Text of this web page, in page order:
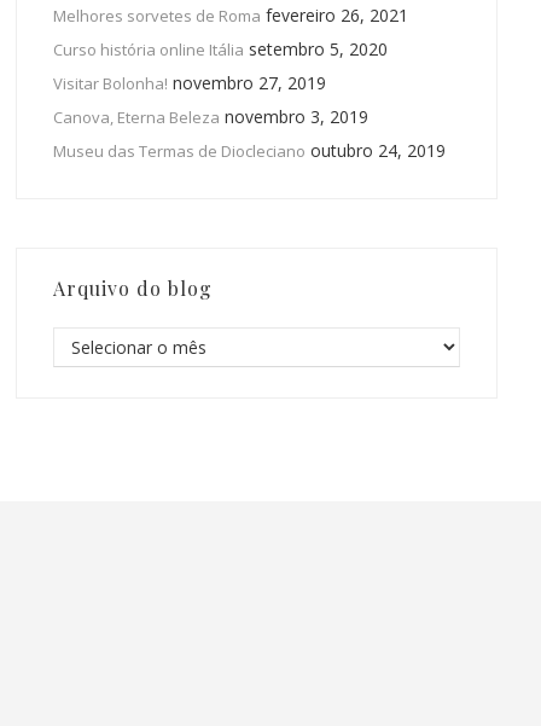
Melhores sorvetes de Roma fevereiro 26, 2021
Curso história online Itália setembro 5, 2020
Visitar Bolonha! novembro 27, 2019
Canova, Eterna Beleza novembro 3, 2019
Museu das Termas de Diocleciano outubro 24, 2019
Arquivo do blog